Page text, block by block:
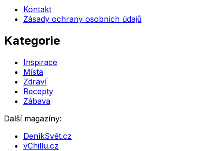
Kontakt
Zásady ochrany osobních údajů
Kategorie
Inspirace
Místa
Zdraví
Recepty
Zábava
Další magazíny:
DeníkSvět.cz
vChillu.cz